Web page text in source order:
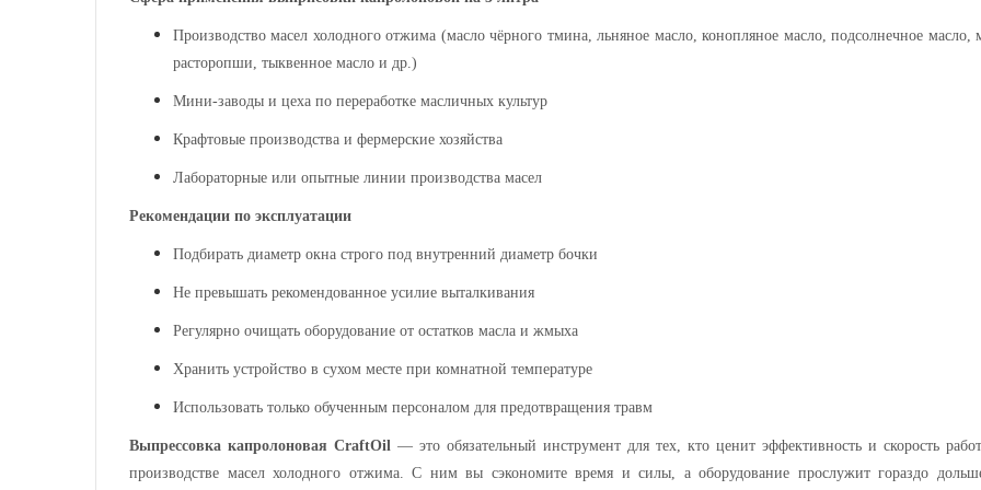
Производство масел холодного отжима (маслочёрного тмина, льняное масло, конопляное масло, подсолнечное масло,
расторопши, тыквенное масло и др.)
Мини-заводы и цеха по переработке масличных культур
Крафтовые производства и фермерские хозяйства
Лабораторные или опытные линии производства масел
Рекомендации по эксплуатации
Подбирать диаметр окна строго под внутренний диаметр бочки
Не превышать рекомендованное усилие выталкивания
Регулярно очищать оборудование от остатков масла и жмыха
Хранить устройство в сухом месте при комнатной температуре
Использовать только обученным персоналом для предотвращения травм
Выпрессовка капролоновая CraftOil — это обязательный инструмент для тех, кто ценит эффективность и скорость
производстве масел холодного отжима. С ним вы сэкономите время и силы, а оборудование прослужит гораздо